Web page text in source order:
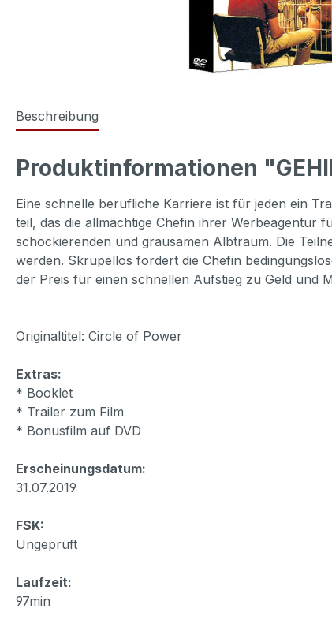
Beschreibung
Produktinformationen
Eine schnelle berufliche Karriere ist für jeden ein
teil, das die allmächtige Chefin ihrer Werbeagentur
schockierenden und grausamen Albtraum. Die
werden. Skrupellos fordert die Chefin
der Preis für einen schnellen Aufstieg zu Geld und
Originaltitel: Circle of Power
Extras:
* Booklet
* Trailer zum Film
* Bonusfilm auf DVD
Erscheinungsdatum:
31.07.2019
FSK:
Ungeprüft
Laufzeit:
97min